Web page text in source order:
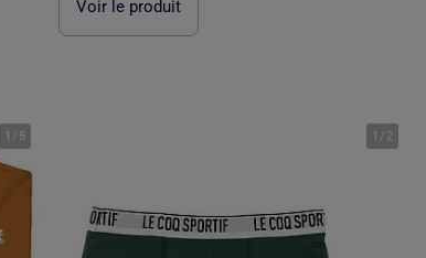
Voir le produit
1 / 5 1 / 2